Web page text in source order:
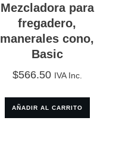
Mezcladora para
fregadero,
manerales cono,
Basic
$566.50 IVA Inc.
AÑADIR AL CARRITO